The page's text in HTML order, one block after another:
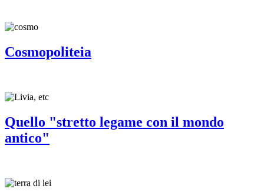
Cosmopoliteia
Quello "stretto legame con il mondo
antico"